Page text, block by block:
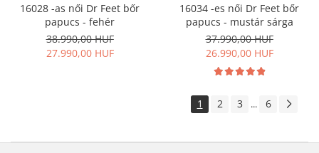
16028 -as női Dr Feet bőr
papucs - fehér
38.990,00 HUF
27.990,00 HUF
16034 -es női Dr Feet bőr
papucs - mustár sárga
37.990,00 HUF
26.990,00 HUF
1 2 3 ... 6